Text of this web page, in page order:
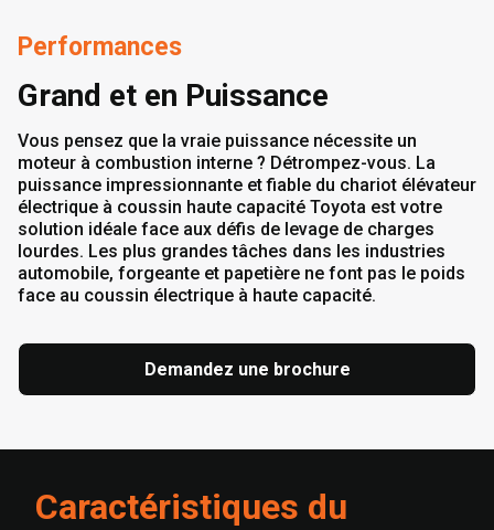
Performances
Grand et en Puissance
Vous pensez que la vraie puissance nécessite un
moteur à combustion interne ? Détrompez-vous. La
puissance impressionnante et fiable du chariot élévateur
électrique à coussin haute capacité Toyota est votre
solution idéale face aux défis de levage de charges
lourdes. Les plus grandes tâches dans les industries
automobile, forgeante et papetière ne font pas le poids
face au coussin électrique à haute capacité.
Demandez une brochure
Caractéristiques du